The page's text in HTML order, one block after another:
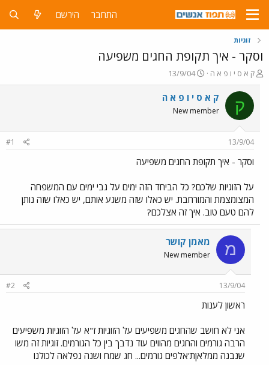
התחבר הירשם
זוגיות
וסקר - איך תקופת החגים משפיעה
פ
ו
ת
ח
ה
ש
א
ק א ס י ו פ א ה
פ
ו
ר
ם
ר
13/9/04
ק ק א ס י ו פ א ה
New member
13/9/04
#1
וסקר - איך תקופת החגים משפיעה
על הזוגיות שלכם? כל הביחד הזה ימים על גבי ימים עם המשפחה
המצומצמת והמורחבת. יש כאלו שזה משגע אותם, יש כאלו שזה נותן
להם טעם טוב. איך זה אצלכם?
מ מאמן קושר
New member
13/9/04
#2
ראשון לענות
אני לא חושב שהחגים משפיעים על הזוגיות ז"א על הזוגיות משפיעים
הרבה גורמים והחגים מהווים עוד נדבך בין כל הגורמים. זוגיות זה משו
שנבנה ממלאןת'אלפים גורמים... חג שמח ושנה נפלאה לכולנו